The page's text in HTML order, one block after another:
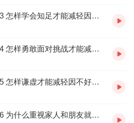
别让不好意思害了你 93 怎样学会知足才能减轻因不好意思而追求完美
别让不好意思害了你 94 怎样勇敢面对挑战才能减少因不好意思而退缩
别让不好意思害了你 95 怎样谦虚才能减轻因不好意思而狂妄自大
别让不好意思害了你 96 为什么重视家人和朋友就能减少因不好意思而疏远感情